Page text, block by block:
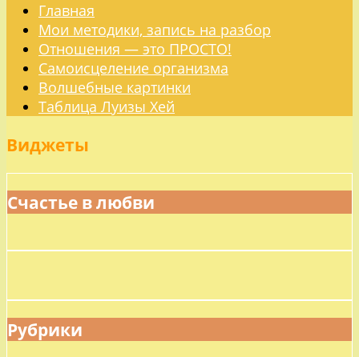
Главная
Мои методики, запись на разбор
Отношения — это ПРОСТО!
Самоисцеление организма
Волшебные картинки
Таблица Луизы Хей
Виджеты
Счастье в любви
Рубрики